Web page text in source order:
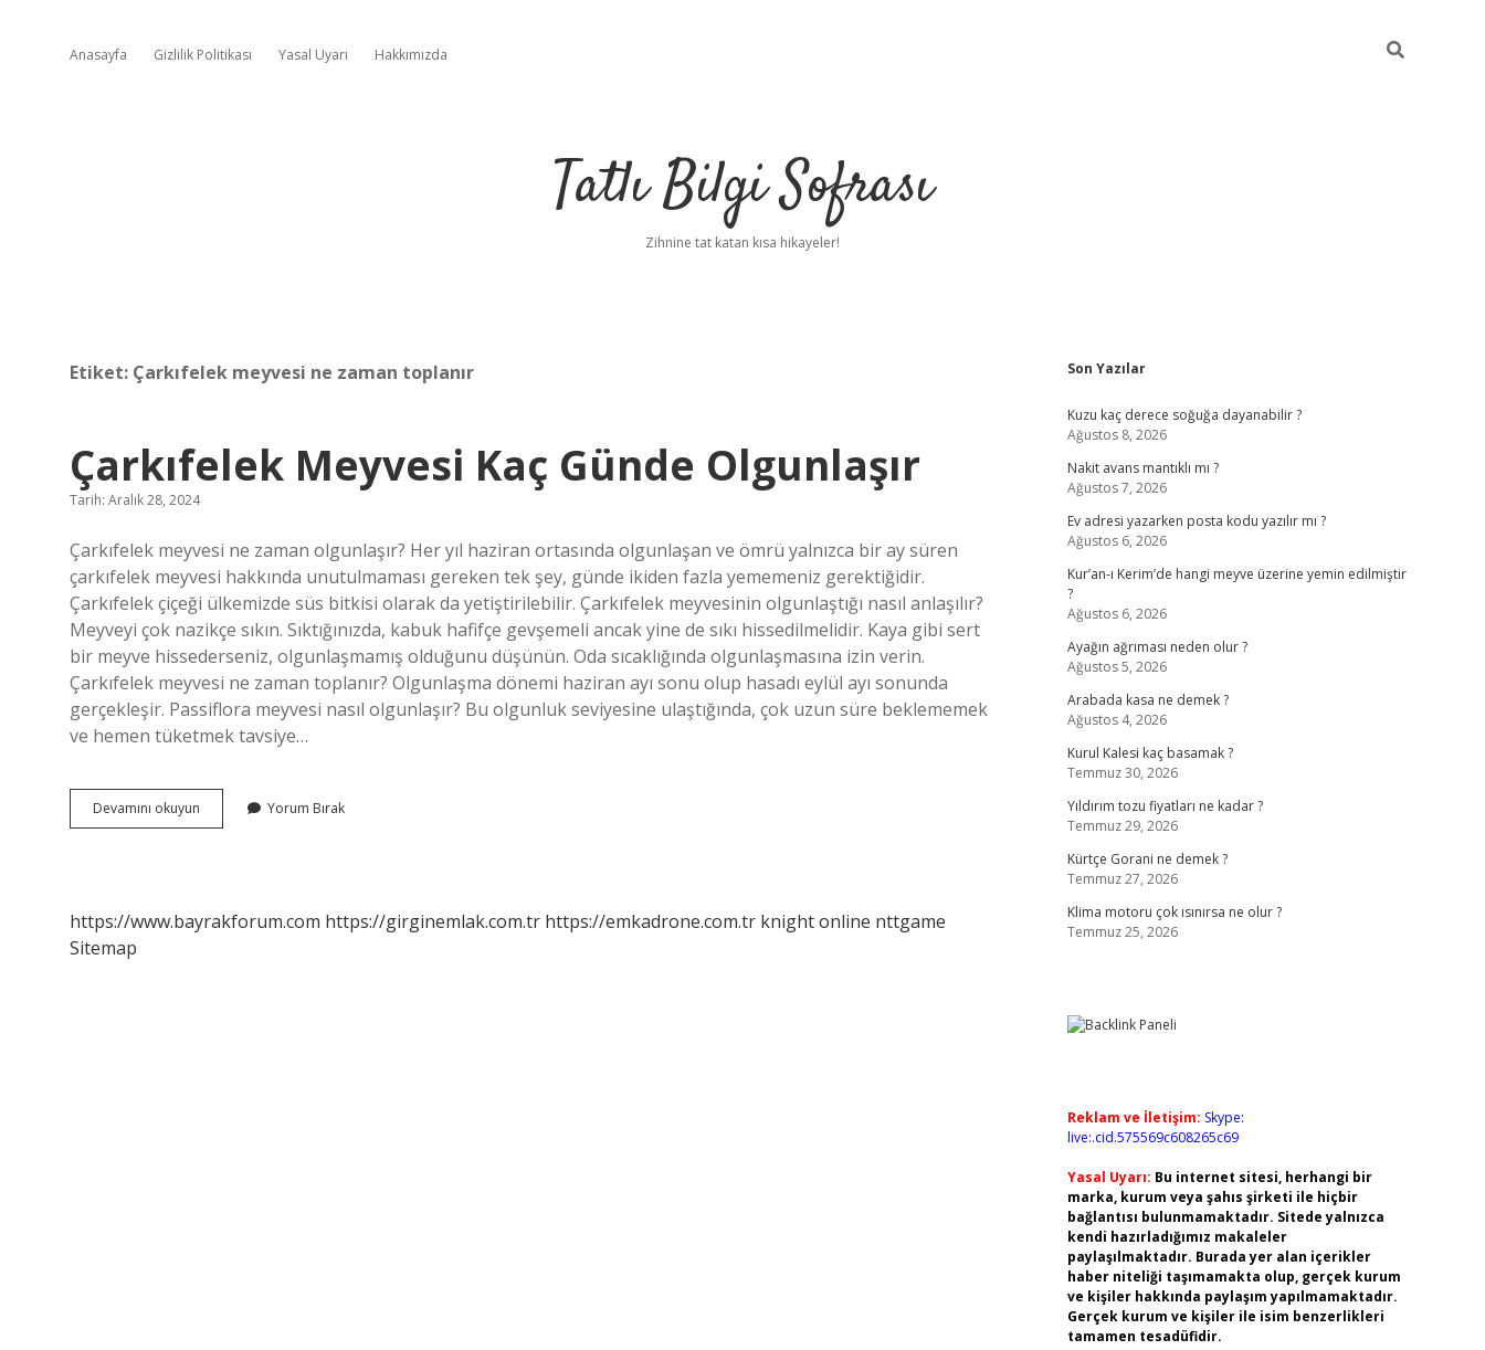
Anasayfa Gizlilik Politikası Yasal Uyarı Hakkımızda
Tatlı Bilgi Sofrası
Zihnine tat katan kısa hikayeler!
Etiket: Çarkıfelek meyvesi ne zaman toplanır
Çarkıfelek Meyvesi Kaç Günde Olgunlaşır
Tarih: Aralık 28, 2024
Çarkıfelek meyvesi ne zaman olgunlaşır? Her yıl haziran ortasında olgunlaşan ve ömrü yalnızca bir ay süren
çarkıfelek meyvesi hakkında unutulmaması gereken tek şey, günde ikiden fazla yememeniz gerektiğidir.
Çarkıfelek çiçeği ülkemizde süs bitkisi olarak da yetiştirilebilir. Çarkıfelek meyvesinin olgunlaştığı nasıl anlaşılır?
Meyveyi çok nazikçe sıkın. Sıktığınızda, kabuk hafifçe gevşemeli ancak yine de sıkı hissedilmelidir. Kaya gibi sert
bir meyve hissederseniz, olgunlaşmamış olduğunu düşünün. Oda sıcaklığında olgunlaşmasına izin verin.
Çarkıfelek meyvesi ne zaman toplanır? Olgunlaşma dönemi haziran ayı sonu olup hasadı eylül ayı sonunda
gerçekleşir. Passiflora meyvesi nasıl olgunlaşır? Bu olgunluk seviyesine ulaştığında, çok uzun süre beklememek
ve hemen tüketmek tavsiye…
Devamını okuyun Çarkıfelek
Meyvesi
Yorum Bırak
https://www.bayrakforum.com https://girginemlak.com.tr https://emkadrone.com.tr knight online nttgame
Sitemap
Sidebar
Son Yazılar
Kuzu kaç derece soğuğa dayanabilir ?
Ağustos 8, 2026
Nakit avans mantıklı mı ?
Ağustos 7, 2026
Ev adresi yazarken posta kodu yazılır mı ?
Ağustos 6, 2026
Kur’an-ı Kerim’de hangi meyve üzerine yemin edilmiştir
?
Ağustos 6, 2026
Ayağın ağrıması neden olur ?
Ağustos 5, 2026
Arabada kasa ne demek ?
Ağustos 4, 2026
Kurul Kalesi kaç basamak ?
Temmuz 30, 2026
Yıldırım tozu fiyatları ne kadar ?
Temmuz 29, 2026
Kürtçe Gorani ne demek ?
Temmuz 27, 2026
Klima motoru çok ısınırsa ne olur ?
Temmuz 25, 2026
Reklam ve İletişim: Skype:
live:.cid.575569c608265c69
Yasal Uyarı: Bu internet sitesi, herhangi bir
marka, kurum veya şahıs şirketi ile hiçbir
bağlantısı bulunmamaktadır. Sitede yalnızca
kendi hazırladığımız makaleler
paylaşılmaktadır. Burada yer alan içerikler
haber niteliği taşımamakta olup, gerçek kurum
ve kişiler hakkında paylaşım yapılmamaktadır.
Gerçek kurum ve kişiler ile isim benzerlikleri
tamamen tesadüfidir.